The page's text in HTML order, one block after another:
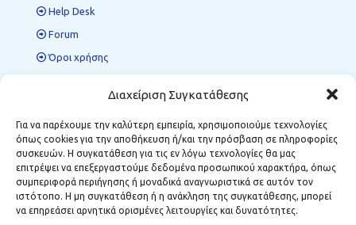
Διαχείριση Συγκατάθεσης
Για να παρέχουμε την καλύτερη εμπειρία, χρησιμοποιούμε τεχνολογίες
όπως cookies για την αποθήκευση ή/και την πρόσβαση σε πληροφορίες
συσκευών. Η συγκατάθεση για τις εν λόγω τεχνολογίες θα μας
επιτρέψει να επεξεργαστούμε δεδομένα προσωπικού χαρακτήρα, όπως
συμπεριφορά περιήγησης ή μοναδικά αναγνωριστικά σε αυτόν τον
ιστότοπο. Η μη συγκατάθεση ή η ανάκληση της συγκατάθεσης, μπορεί
να επηρεάσει αρνητικά ορισμένες λειτουργίες και δυνατότητες.
Help Desk
Forum
Όροι χρήσης
Περιφερειακές Δομές ΜΣΕ
Κοζάνη:Κωστή Παλαμά 12, Τ.Κ. 501 00
Φλώρινα:Δημάρχου Αναστασίου Σούλα 1, Τ.Κ. 531 00
Μεγαλόπολη:Σταθοπούλου 6, Τ.Κ. 222 00